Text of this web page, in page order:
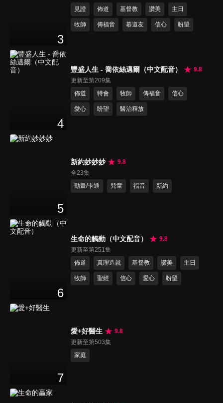
3
見證
佈道 基督教 讚美 主日
牧師 傳福音 慕道友 信心 盼望
4
豐盛人生 - 喬依絲邁爾（中文配音）
9.8
更新至第209集
佈道
特會 牧師 傳福音 信心
愛心 盼望 醫治釋放
5
新約妙妙妙
9.8
全23集
動畫/卡通
兒童 福音 新約
6
生命的觸動（中文配音）
9.8
更新至第251集
佈道
真理造就 基督教 讚美 主日
牧師 聖經 信心 愛心 盼望
7
愛+好醫生
9.8
更新至第503集
家庭